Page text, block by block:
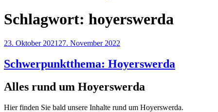
Schlagwort: hoyerswerda
Veröffentlicht
23. Oktober 2021 27. November 2022
Schwerpunktthema: Hoyerswerda
Alles rund um Hoyerswerda
Hier finden Sie bald unsere Inhalte rund um Hoyerswerda.